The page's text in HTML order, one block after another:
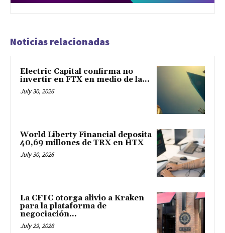
Noticias relacionadas
Electric Capital confirma no
invertir en FTX en medio de la...
July 30, 2026
World Liberty Financial deposita
40,69 millones de TRX en HTX
July 30, 2026
La CFTC otorga alivio a Kraken
para la plataforma de
negociación...
July 29, 2026